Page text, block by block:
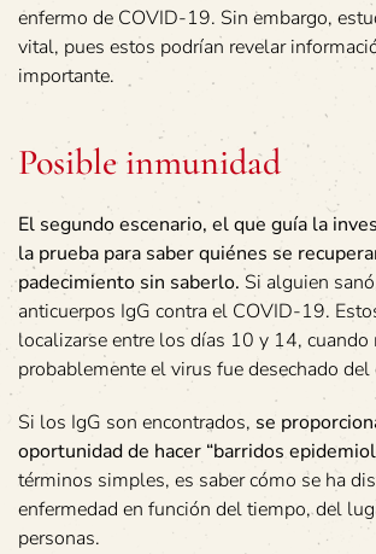
enfermo de COVID-19. Sin embargo,
vital, pues estos podrían revelar
importante.
Posible inmunidad
El segundo escenario, el que guía la
la prueba para saber quiénes se
padecimiento sin saberlo. Si alguien
anticuerpos IgG contra el COVID-19.
localizarse entre los días 10 y 14, cuando
probablemente el virus fue desechado del
Si los IgG son encontrados, se
oportunidad de hacer “barridos
términos simples, es saber cómo se ha
enfermedad en función del tiempo, del
personas.